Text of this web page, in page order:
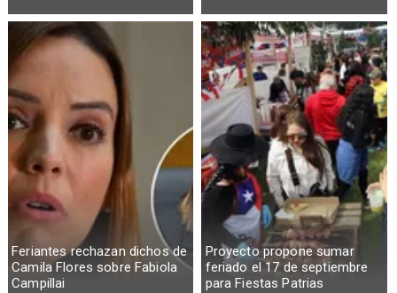
Feriantes rechazan dichos de
Camila Flores sobre Fabiola
Campillai
Proyecto propone sumar
feriado el 17 de septiembre
para Fiestas Patrias